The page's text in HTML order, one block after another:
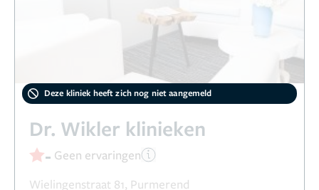
Deze kliniek heeft zich nog niet aangemeld
Dr. Wikler klinieken
- Geen ervaringen
Wielingenstraat 81, Purmerend